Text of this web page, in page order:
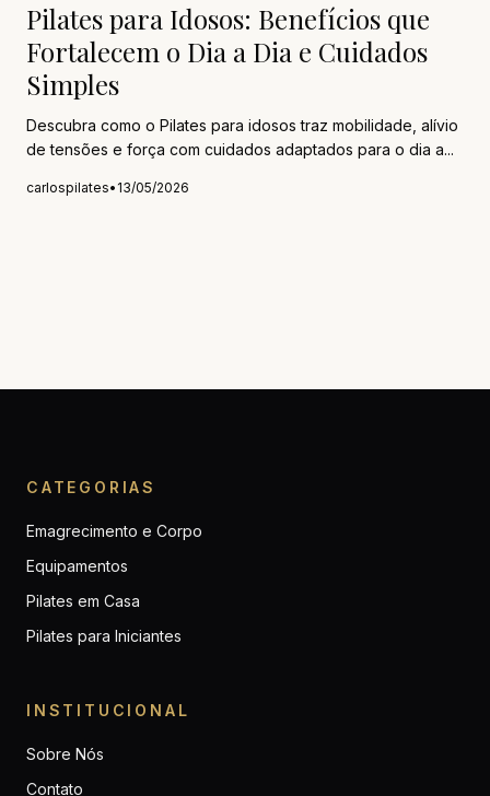
Pilates para Idosos: Benefícios que
Fortalecem o Dia a Dia e Cuidados
Simples
Descubra como o Pilates para idosos traz mobilidade, alívio
de tensões e força com cuidados adaptados para o dia a...
carlospilates• 13/05/2026
CATEGORIAS
Emagrecimento e Corpo
Equipamentos
Pilates em Casa
Pilates para Iniciantes
INSTITUCIONAL
Sobre Nós
Contato